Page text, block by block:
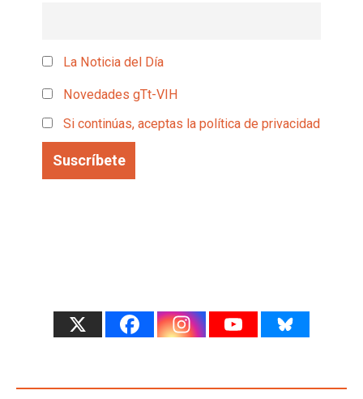
La Noticia del Día
Novedades gTt-VIH
Si continúas, aceptas la política de privacidad